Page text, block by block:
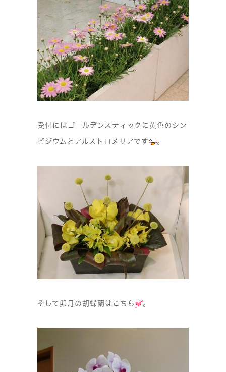
受付にはゴールデンスティックに黄色のシン
ビジウムとアルストロメリアです 。
そして卯月の胡蝶蘭はこちら 。